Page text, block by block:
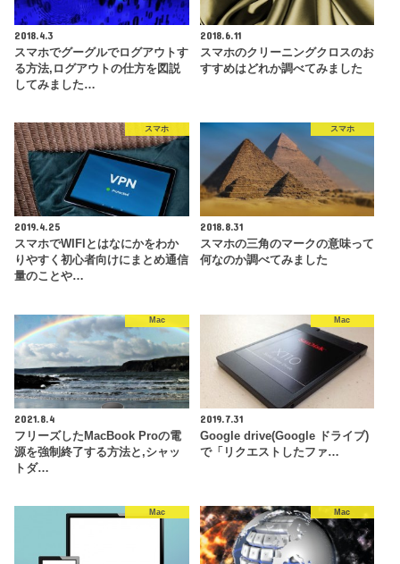
2018.4.3
スマホでグーグルでログアウトす
る方法,ログアウトの仕方を図説
してみました…
2018.6.11
スマホのクリーニングクロスのお
すすめはどれか調べてみました
スマホ
2019.4.25
スマホでWIFIとはなにかをわか
りやすく初心者向けにまとめ通信
量のことや…
スマホ
2018.8.31
スマホの三角のマークの意味って
何なのか調べてみました
Mac
2021.8.4
フリーズしたMacBook Proの電
源を強制終了する方法と,シャッ
トダ…
Mac
2019.7.31
Google drive(Google ドライブ)
で「リクエストしたファ…
Mac Mac